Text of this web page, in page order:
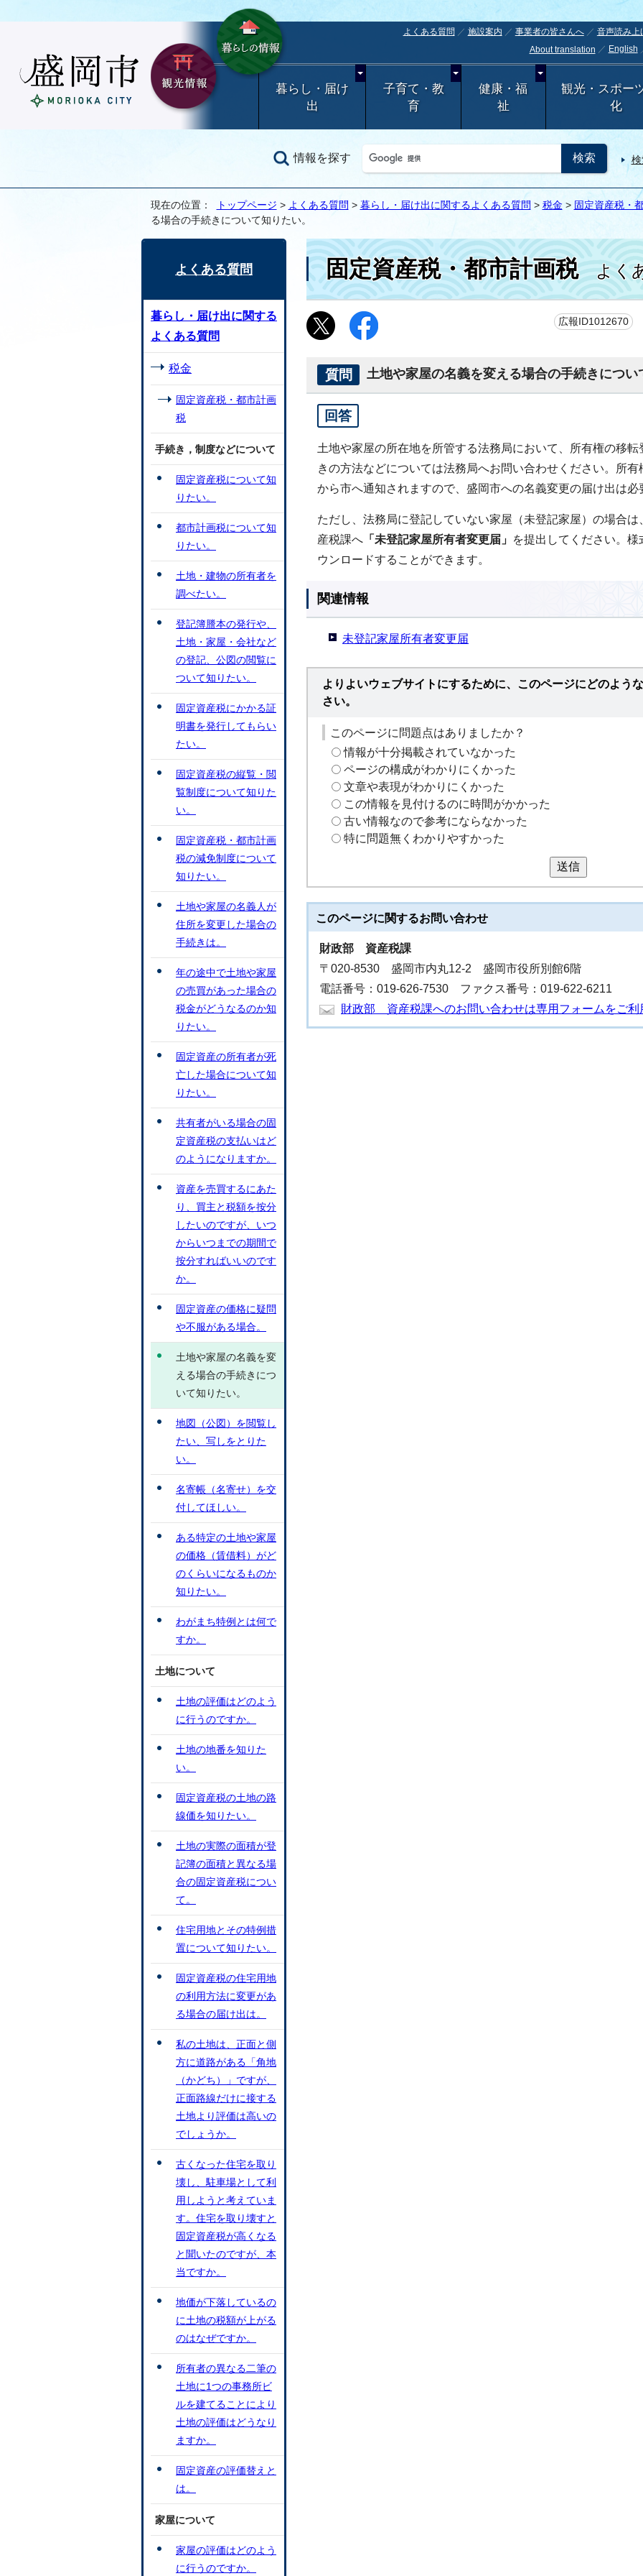
よくある質問 施設案内 事業者の皆さんへ 音声読み上
About translation
English
暮らし・届け
出
子育て・教
育
健康・福
祉
観光・スポー
化
情報を探す
現在の位置： トップページ > よくある質問 > 暮らし・届け出に関するよくある質問 > 税金> 固定資産税・
る場合の手続きについて知りたい。
固定資産税・都市計画税よく
広報ID1012670
質問 土地や家屋の名義を変える場合の手続きについ
回答
土地や家屋の所在地を所管する法務局において、所有権の移
きの方法などについては法務局へお問い合わせください。所
から市へ通知されますので、盛岡市への名義変更の届け出は必
ただし、法務局に登記していない家屋（未登記家屋）の場合
産税課へ 「未登記家屋所有者変更届」 を提出してください。
ウンロードすることができます。
関連情報
未登記家屋所有者変更届
よりよいウェブサイトにするために、このページにどのよう
さい。
このページに問題点はありましたか？
情報が十分掲載されていなかった
ページの構成がわかりにくかった
文章や表現がわかりにくかった
この情報を見付けるのに時間がかかった
古い情報なので参考にならなかった
特に問題無くわかりやすかった
送信
このページに関するお問い合わせ
財政部 資産税課
〒020-8530 盛岡市内丸12-2 盛岡市役所別館6階
電話番号：019-626-7530 ファクス番号：019-622-6211
財政部 資産税課へのお問い合わせは専用フォームをご利
よくある質問
暮らし・届け出に関する
よくある質問
税金
固定資産税・都市計画
税
手続き，制度などについて
固定資産税について知
りたい。
都市計画税について知
りたい。
土地・建物の所有者を
調べたい。
登記簿謄本の発行や、
土地・家屋・会社など
の登記、公図の閲覧に
ついて知りたい。
固定資産税にかかる証
明書を発行してもらい
たい。
固定資産税の縦覧・閲
覧制度について知りた
い。
固定資産税・都市計画
税の減免制度について
知りたい。
土地や家屋の名義人が
住所を変更した場合の
手続きは。
年の途中で土地や家屋
の売買があった場合の
税金がどうなるのか知
りたい。
固定資産の所有者が死
亡した場合について知
りたい。
共有者がいる場合の固
定資産税の支払いはど
のようになりますか。
資産を売買するにあた
り、買主と税額を按分
したいのですが、いつ
からいつまでの期間で
按分すればいいのです
か。
固定資産の価格に疑問
や不服がある場合。
土地や家屋の名義を変
える場合の手続きにつ
いて知りたい。
地図（公図）を閲覧し
たい、写しをとりた
い。
名寄帳（名寄せ）を交
付してほしい。
ある特定の土地や家屋
の価格（賃借料）がど
のくらいになるものか
知りたい。
わがまち特例とは何で
すか。
土地について
土地の評価はどのよう
に行うのですか。
土地の地番を知りた
い。
固定資産税の土地の路
線価を知りたい。
土地の実際の面積が登
記簿の面積と異なる場
合の固定資産税につい
て。
住宅用地とその特例措
置について知りたい。
固定資産税の住宅用地
の利用方法に変更があ
る場合の届け出は。
私の土地は、正面と側
方に道路がある「角地
（かどち）」ですが、
正面路線だけに接する
土地より評価は高いの
でしょうか。
古くなった住宅を取り
壊し、駐車場として利
用しようと考えていま
す。住宅を取り壊すと
固定資産税が高くなる
と聞いたのですが、本
当ですか。
地価が下落しているの
に土地の税額が上がる
のはなぜですか。
所有者の異なる二筆の
土地に1つの事務所ビ
ルを建てることにより
土地の評価はどうなり
ますか。
固定資産の評価替えと
は。
家屋について
家屋の評価はどのよう
に行うのですか。